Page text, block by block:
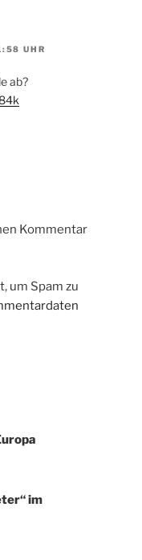
UHR
ab?
Kommentar
um Spam zu
im